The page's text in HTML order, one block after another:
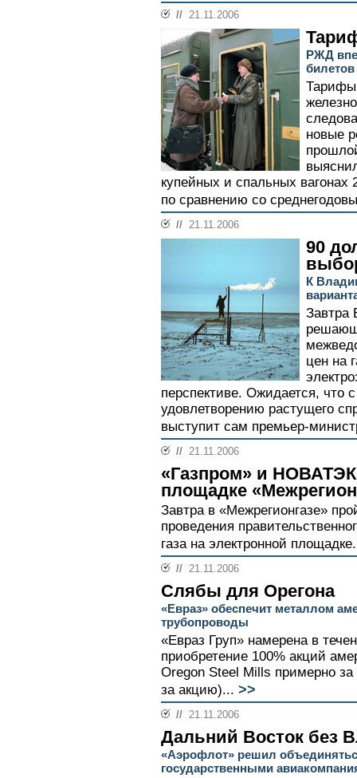
// 21.11.2006
РЖД
Тарифы
новые
купейных и спальных вагонах
по сравнению со
// 21.11.2006
90
К
Завтра
цен на
перспективе. Ожидается, что
удовлетворению растущего
выступит сам премьер-
// 21.11.2006
«Газпром» и НОВАТЭК
площадке
Завтра в «Межрегионгазе»
проведения
газа на электронной
// 21.11.2006
Слябы для Орегона
«Евраз» обеспечит металлом
трубопроводы
«Евраз Груп» намерена в
приобретение 100% акций
Oregon Steel Mills примерно
за акцию)... >>
// 21.11.2006
Дальний Восток без
«Аэрофлот» решил
государственными